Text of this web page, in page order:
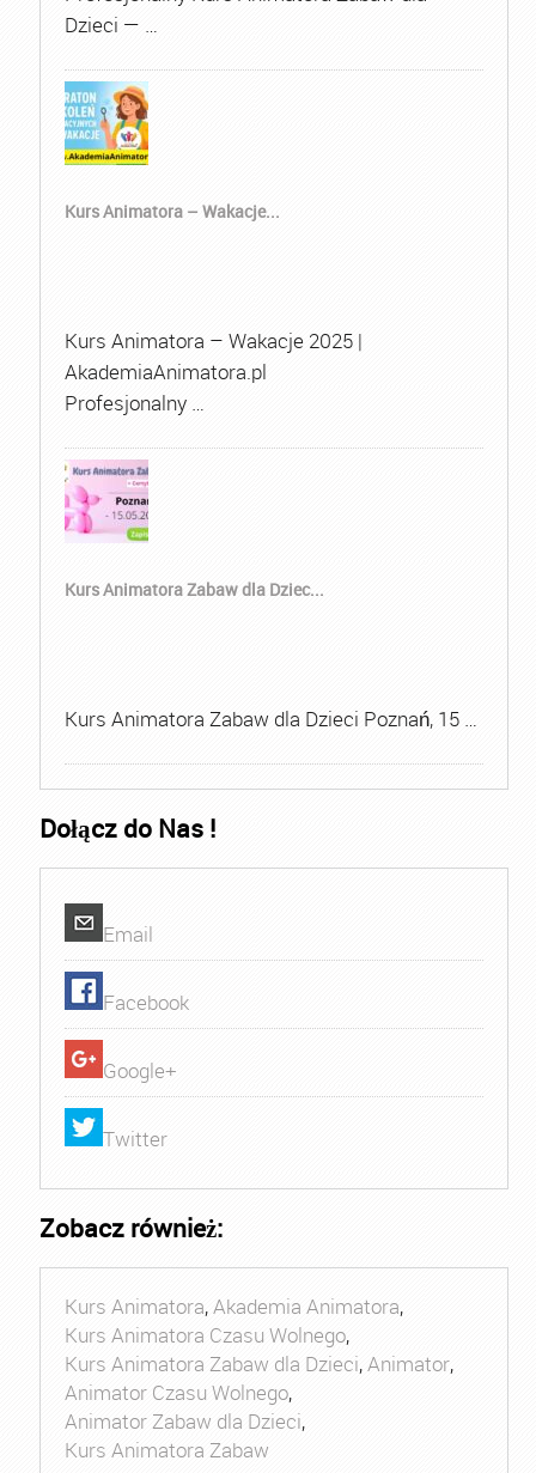
Dzieci — …
Kurs Animatora – Wakacje...
Kurs Animatora – Wakacje 2025 |
AkademiaAnimatora.pl
Profesjonalny …
Kurs Animatora Zabaw dla Dziec...
Kurs Animatora Zabaw dla Dzieci Poznań, 15 …
Dołącz do Nas !
Email
Facebook
Google+
Twitter
Zobacz również:
Kurs Animatora,Akademia Animatora,
Kurs Animatora Czasu Wolnego,
Kurs Animatora Zabaw dla Dzieci,Animator,
Animator Czasu Wolnego,
Animator Zabaw dla Dzieci,
Kurs Animatora Zabaw